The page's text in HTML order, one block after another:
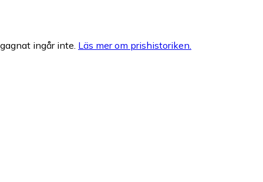
ingår inte. Läs mer om prishistoriken.